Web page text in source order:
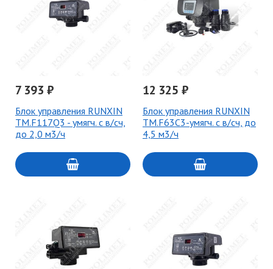
7 393 ₽
Блок управления RUNXIN
TM.F117Q3 - умягч. с в/сч,
до 2,0 м3/ч
12 325 ₽
Блок управления RUNXIN
TM.F63C3-умягч. с в/сч, до
4,5 м3/ч